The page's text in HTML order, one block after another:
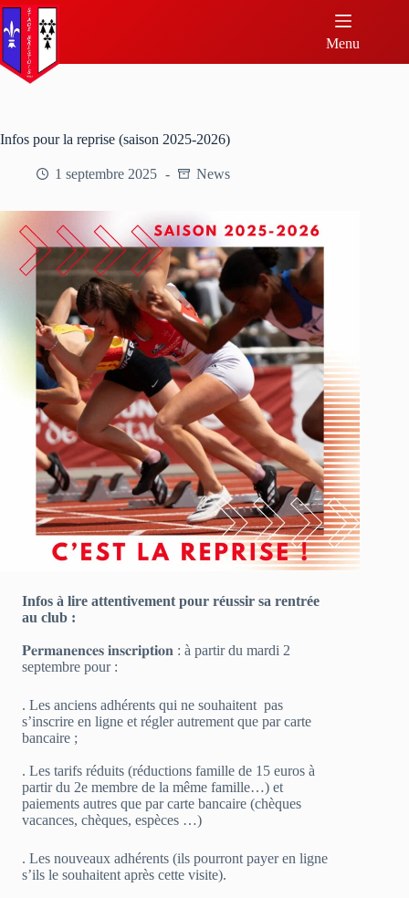
Menu
Infos pour la reprise (saison 2025-2026)
1 septembre 2025 News
Infos à lire attentivement pour réussir sa rentrée
au club :
𝐏𝐞𝐫𝐦𝐚𝐧𝐞𝐧𝐜𝐞𝐬 𝐢𝐧𝐬𝐜𝐫𝐢𝐩𝐭𝐢𝐨𝐧 : à partir du mardi 2
septembre pour :
. Les anciens adhérents qui ne souhaitent pas
s’inscrire en ligne et régler autrement que par carte
bancaire ;
. Les tarifs réduits (réductions famille de 15 euros à
partir du 2e membre de la même famille…) et
paiements autres que par carte bancaire (chèques
vacances, chèques, espèces …)
. Les nouveaux adhérents (ils pourront payer en ligne
s’ils le souhaitent après cette visite).